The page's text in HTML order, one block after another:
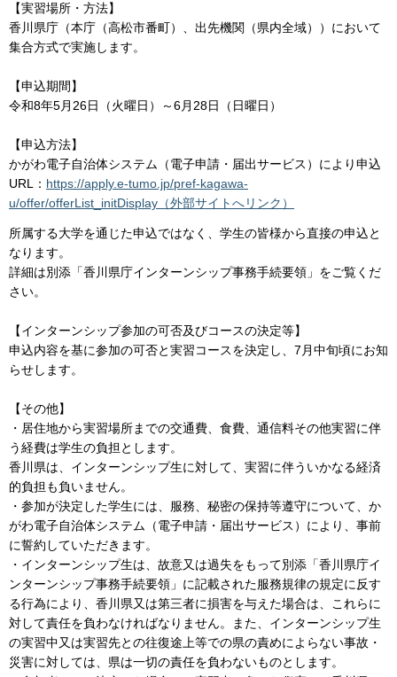
【実習場所・方法】
香川県庁（本庁（高松市番町）、出先機関（県内全域））において
集合方式で実施します。
【申込期間】
令和8年5月26日（火曜日）～6月28日（日曜日）
【申込方法】
かがわ電子自治体システム（電子申請・届出サービス）により申込
URL： https://apply.e-tumo.jp/pref-kagawa-
u/offer/offerList_initDisplay（外部サイトへリンク）
所属する大学を通じた申込ではなく、学生の皆様から直接の申込と
なります。
詳細は別添「香川県庁インターンシップ事務手続要領」をご覧くだ
さい。
【インターンシップ参加の可否及びコースの決定等】
申込内容を基に参加の可否と実習コースを決定し、7月中旬頃にお知
らせします。
【その他】
・居住地から実習場所までの交通費、食費、通信料その他実習に伴
う経費は学生の負担とします。
香川県は、インターンシップ生に対して、実習に伴ういかなる経済
的負担も負いません。
・参加が決定した学生には、服務、秘密の保持等遵守について、か
がわ電子自治体システム（電子申請・届出サービス）により、事前
に誓約していただきます。
・インターンシップ生は、故意又は過失をもって別添「香川県庁イ
ンターンシップ事務手続要領」に記載された服務規律の規定に反す
る行為により、香川県又は第三者に損害を与えた場合は、これらに
対して責任を負わなければなりません。また、インターンシップ生
の実習中又は実習先との往復途上等での県の責めによらない事故・
災害に対しては、県は一切の責任を負わないものとします。